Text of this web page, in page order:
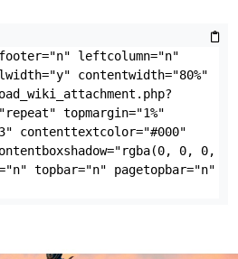
leftcolumn="n"
contentwidth="80%"
topmargin="1%"
contenttextcolor="#000"
0, 0,
topbar="n" pagetopbar="n"